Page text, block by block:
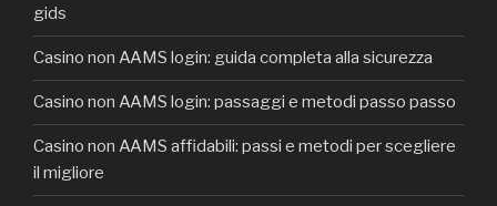
gids
Casino non AAMS login: guida completa alla sicurezza
Casino non AAMS login: passaggi e metodi passo passo
Casino non AAMS affidabili: passi e metodi per scegliere
il migliore